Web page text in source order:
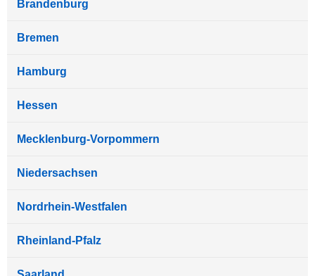
Brandenburg
Bremen
Hamburg
Hessen
Mecklenburg-Vorpommern
Niedersachsen
Nordrhein-Westfalen
Rheinland-Pfalz